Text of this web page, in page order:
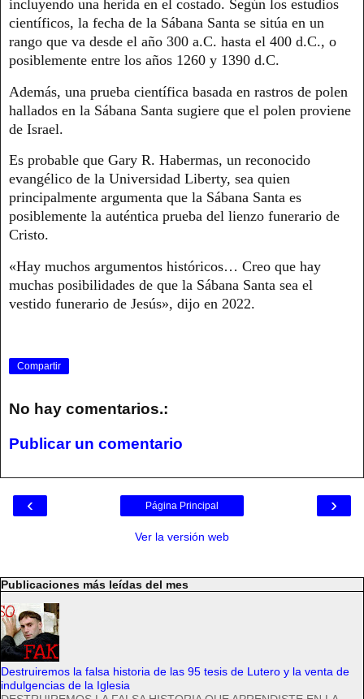
incluyendo una herida en el costado. Según los estudios
científicos, la fecha de la Sábana Santa se sitúa en un
rango que va desde el año 300 a.C. hasta el 400 d.C., o
posiblemente entre los años 1260 y 1390 d.C.
Además, una prueba científica basada en rastros de polen
hallados en la Sábana Santa sugiere que el polen proviene
de Israel.
Es probable que Gary R. Habermas, un reconocido
evangélico de la Universidad Liberty, sea quien
principalmente argumenta que la Sábana Santa es
posiblemente la auténtica prueba del lienzo funerario de
Cristo.
«Hay muchos argumentos históricos… Creo que hay
muchas posibilidades de que la Sábana Santa sea el
vestido funerario de Jesús», dijo en 2022.
Compartir
No hay comentarios.:
Publicar un comentario
‹ ›
Página Principal
Ver la versión web
Publicaciones más leídas del mes
Destruiremos la falsa historia de las 95 tesis de Lutero y la venta de
indulgencias de la Iglesia